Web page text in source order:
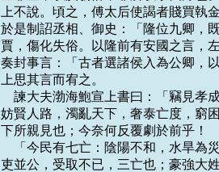
上不說。頃之，傅太后使謁者賤買執
於是制詔丞相、御史：「隆位九卿，
賈，傷化失俗。以隆前有安國之言，
奏封事言：「古者選諸侯入為公卿，
上思其言而宥之。
諫大夫渤海鮑宣上書曰：「竊見
妨賢人路，濁亂天下，奢泰亡度，窮
下所親見也；今奈何反覆劇於前乎！
「今民有七亡：陰陽不和，水旱
吏並公，受取不已，三亡也；豪強大